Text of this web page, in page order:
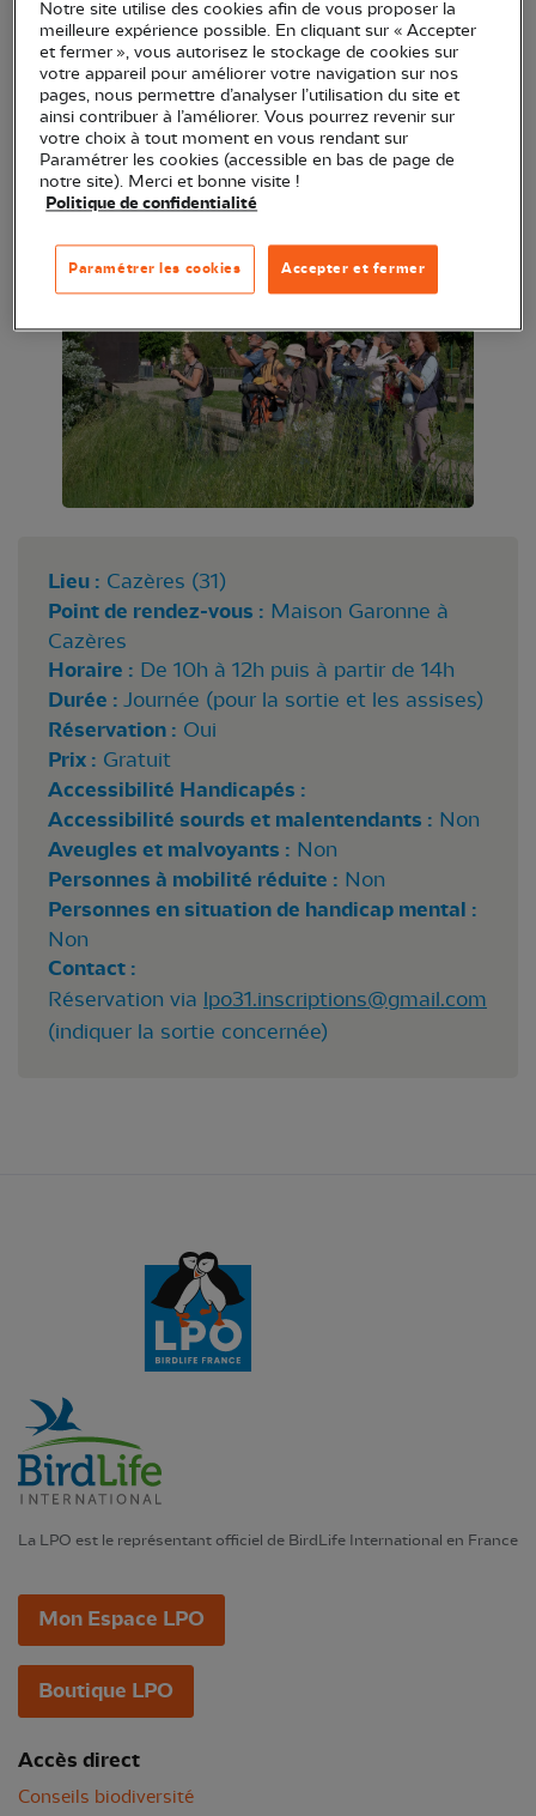
place tiré du sac) suivie l'après-midi des assises
annuelles de la LPO Occitanie DT Haute-Garonne,
occasion de faire un bilan de l'année écoulée, tracer
des perspectives pour 2024 et plus généralement
lieu d'échanges entre les adhérents.
Lieu : Cazères (31)
Point de rendez-vous : Maison Garonne à
Cazères
Horaire : De 10h à 12h puis à partir de 14h
Durée : Journée (pour la sortie et les assises)
Réservation : Oui
Prix : Gratuit
Accessibilité Handicapés :
Accessibilité sourds et malentendants : Non
Aveugles et malvoyants : Non
Personnes à mobilité réduite : Non
Personnes en situation de handicap mental :
Non
Contact :
Réservation via lpo31.inscriptions@gmail.com
(indiquer la sortie concernée)
La LPO est le représentant officiel de BirdLife International en France
Mon Espace LPO
Boutique LPO
Accès direct
Conseils biodiversité
Notre site utilise des cookies afin de vous proposer la
meilleure expérience possible. En cliquant sur « Accepter
et fermer », vous autorisez le stockage de cookies sur
votre appareil pour améliorer votre navigation sur nos
pages, nous permettre d’analyser l’utilisation du site et
ainsi contribuer à l’améliorer. Vous pourrez revenir sur
votre choix à tout moment en vous rendant sur
Paramétrer les cookies (accessible en bas de page de
notre site). Merci et bonne visite !
Politique de confidentialité
Accepter et fermer
Paramétrer les cookies